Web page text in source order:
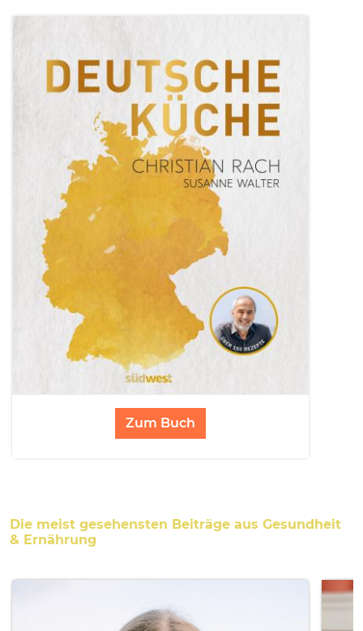
Zum Buch
Die meist gesehensten Beiträge aus Gesundheit
& Ernährung